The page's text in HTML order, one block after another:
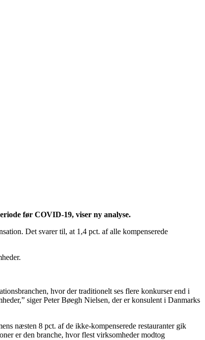
før COVID-19, viser ny analyse.
Det svarer til, at 1,4 pct. af alle kompenserede
hvor der traditionelt ses flere konkurser end i
siger Peter Bøegh Nielsen, der er konsulent i Danmarks
næsten 8 pct. af de ikke-kompenserede restauranter gik
er den branche, hvor flest virksomheder modtog